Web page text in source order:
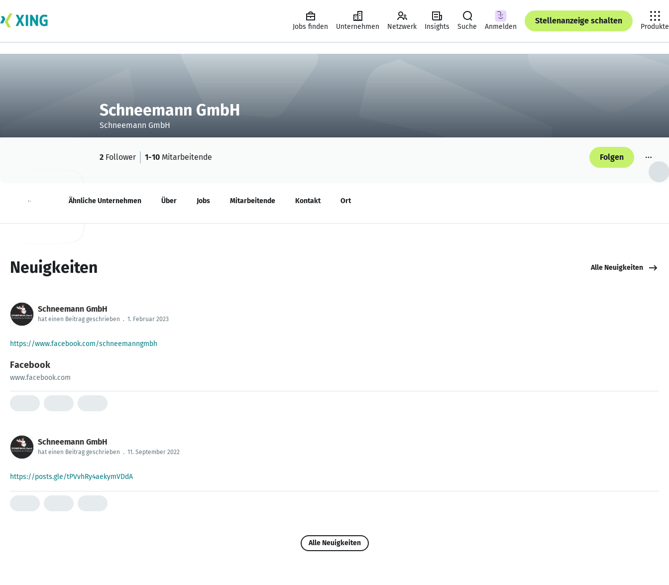
Jobs finden Unternehmen Netzwerk Insights Suche Anmelden
Stellenanzeige schalten
Produkte
Schneemann GmbH
Schneemann GmbH
2 Follower 1-10 Mitarbeitende Folgen
Neuigkeiten Ähnliche Unternehmen Über Jobs Mitarbeitende Kontakt Ort
Neuigkeiten Alle Neuigkeiten
Schneemann GmbH
hat einen Beitrag geschrieben . 1. Februar 2023
https://www.facebook.com/schneemanngmbh
Facebook
www.facebook.com
Schneemann GmbH
hat einen Beitrag geschrieben . 11. September 2022
https://posts.gle/tPVvhRy4aekymVDdA
Alle Neuigkeiten